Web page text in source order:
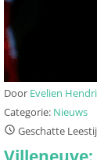
Door Evelien
Categorie: Nieuws
Geschatte